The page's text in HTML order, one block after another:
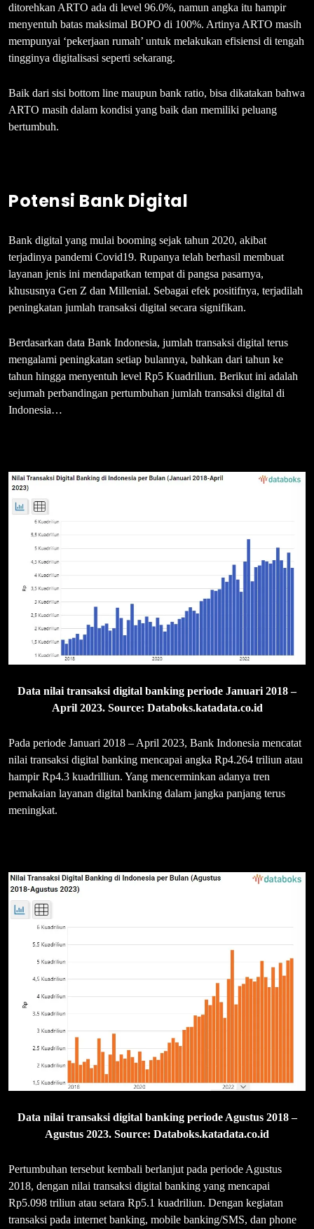
ditorehkan ARTO ada di level 96.0%, namun angka itu hampir
menyentuh batas maksimal BOPO di 100%. Artinya ARTO masih
mempunyai ‘pekerjaan rumah’ untuk melakukan efisiensi di tengah
tingginya digitalisasi seperti sekarang.
Baik dari sisi bottom line maupun bank ratio, bisa dikatakan bahwa
ARTO masih dalam kondisi yang baik dan memiliki peluang
bertumbuh.
Potensi Bank Digital
Bank digital yang mulai booming sejak tahun 2020, akibat
terjadinya pandemi Covid19. Rupanya telah berhasil membuat
layanan jenis ini mendapatkan tempat di pangsa pasarnya,
khususnya Gen Z dan Millenial. Sebagai efek positifnya, terjadilah
peningkatan jumlah transaksi digital secara signifikan.
Berdasarkan data Bank Indonesia, jumlah transaksi digital terus
mengalami peningkatan setiap bulannya, bahkan dari tahun ke
tahun hingga menyentuh level Rp5 Kuadriliun. Berikut ini adalah
sejumah perbandingan pertumbuhan jumlah transaksi digital di
Indonesia…
Data nilai transaksi digital banking periode Januari 2018 –
April 2023. Source: Databoks.katadata.co.id
Pada periode Januari 2018 – April 2023, Bank Indonesia mencatat
nilai transaksi digital banking mencapai angka Rp4.264 triliun atau
hampir Rp4.3 kuadrilliun. Yang mencerminkan adanya tren
pemakaian layanan digital banking dalam jangka panjang terus
meningkat.
Data nilai transaksi digital banking periode Agustus 2018 –
Agustus 2023. Source: Databoks.katadata.co.id
Pertumbuhan tersebut kembali berlanjut pada periode Agustus
2018, dengan nilai transaksi digital banking yang mencapai
Rp5.098 triliun atau setara Rp5.1 kuadriliun. Dengan kegiatan
transaksi pada internet banking, mobile banking/SMS, dan phone